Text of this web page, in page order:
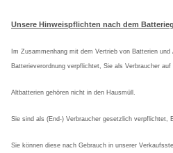
Unsere Hinweispflichten nach dem
Im Zusammenhang mit dem Vertrieb von Batterien
Batterieverordnung verpflichtet, Sie als Verbraucher
Altbatterien gehören nicht in den Hausmüll.
Sie sind als (End-) Verbraucher gesetzlich verpflichtet,
Sie können diese nach Gebrauch in unserer